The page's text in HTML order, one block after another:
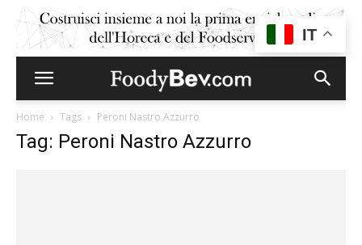
Home Tags Peroni Nastro Azzurro
Tag: Peroni Nastro Azzurro
IT